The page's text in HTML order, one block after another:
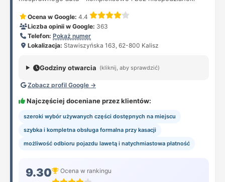
Ocena w Google: 4.4
Liczba opinii w Google: 363
Telefon: Pokaż numer
Lokalizacja: Stawiszyńska 163, 62-800 Kalisz
Godziny otwarcia (kliknij, aby sprawdzić)
Zobacz profil Google →
Najczęściej doceniane przez klientów:
szeroki wybór używanych części dostępnych na miejscu
szybka i kompletna obsługa formalna przy kasacji
możliwość odbioru pojazdu lawetą i natychmiastowa płatność
9.30 Ocena w rankingu